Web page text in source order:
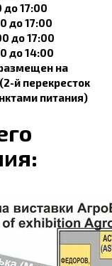
до 17:00
до 17:00
до 17:00
до 14:00
на
й перекресток
питания)